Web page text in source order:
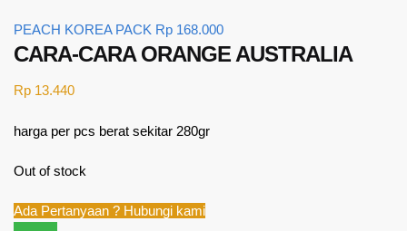
PEACH KOREA PACK Rp 168.000
CARA-CARA ORANGE AUSTRALIA
Rp 13.440
harga per pcs berat sekitar 280gr
Out of stock
Ada Pertanyaan ? Hubungi kami